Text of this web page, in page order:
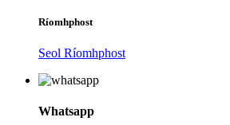
Ríomhphost
Seol Ríomhphost
Whatsapp